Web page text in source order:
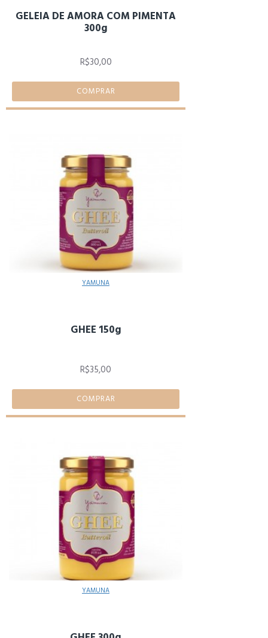
GELEIA DE AMORA COM PIMENTA
300g
R$30,00
COMPRAR
YAMUNA
GHEE 150g
R$35,00
COMPRAR
YAMUNA